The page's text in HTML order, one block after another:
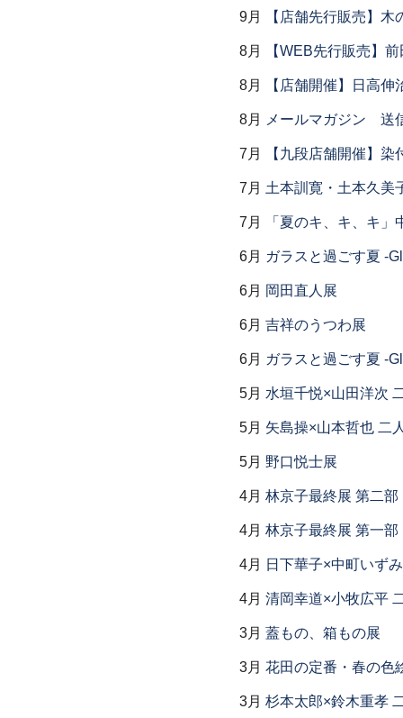
9月 【店舗先行販売】木
8月 【WEB先行販売】
8月 【店舗開催】日高
8月 メールマガジン 送
7月 【九段店舗開催】染
7月 土本訓寛・土本久美
7月 「夏のキ、キ、キ
6月 ガラスと過ごす夏 -
6月 岡田直人展
6月 吉祥のうつわ展
6月 ガラスと過ごす夏 -
5月 水垣千悦×山田洋次
5月 矢島操×山本哲也 二
5月 野口悦士展
4月 林京子最終展 第二
4月 林京子最終展 第一
4月 日下華子×中町いず
4月 清岡幸道×小牧広平
3月 蓋もの、箱もの展
3月 花田の定番・春の色
3月 杉本太郎×鈴木重孝